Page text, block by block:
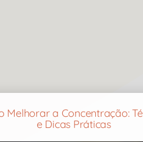
Melhorar a Concentração:
e Dicas Práticas